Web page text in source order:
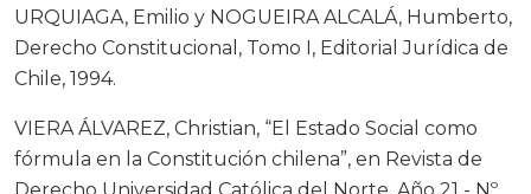
URQUIAGA, Emilio y NOGUEIRA ALCALÁ, Humberto,
Derecho Constitucional, Tomo I, Editorial Jurídica de
Chile, 1994.
VIERA ÁLVAREZ, Christian, “El Estado Social como
fórmula en la Constitución chilena”, en Revista de